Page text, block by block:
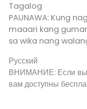
Tagalog
PAUNAWA: Kung
maaari kang
sa wika nang
Русский
ВНИМАНИЕ: Если вы
вам доступны